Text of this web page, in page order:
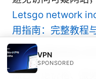
Letsgo network
用指南：完整教程
如何正确评估
综合考虑价格、服
VPN
SPONSORED